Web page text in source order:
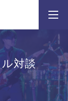
オープンキャンパス
対談